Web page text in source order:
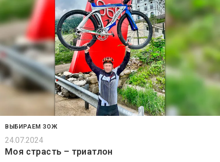
ВЫБИРАЕМ ЗОЖ
24.07.2024
Моя страсть – триатлон